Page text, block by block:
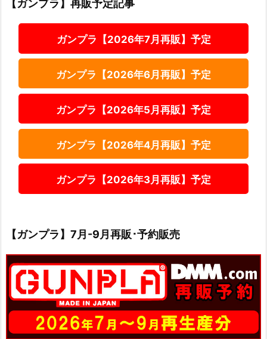
【ガンプラ】再販予定記事
ガンプラ【2026年7月再販】予定
ガンプラ【2026年6月再販】予定
ガンプラ【2026年5月再販】予定
ガンプラ【2026年4月再販】予定
ガンプラ【2026年3月再販】予定
【ガンプラ】7月-9月再販･予約販売